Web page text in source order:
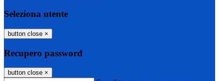
Seleziona utente
button close ×
Recupero password
button close ×